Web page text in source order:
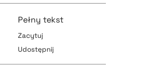
pobierz cytat
Pełny tekst
Zacytuj
Udostępnij